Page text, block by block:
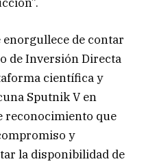
de contar
de Inversión Directa
científica y
Sputnik V en
reconocimiento que
y
la disponibilidad de